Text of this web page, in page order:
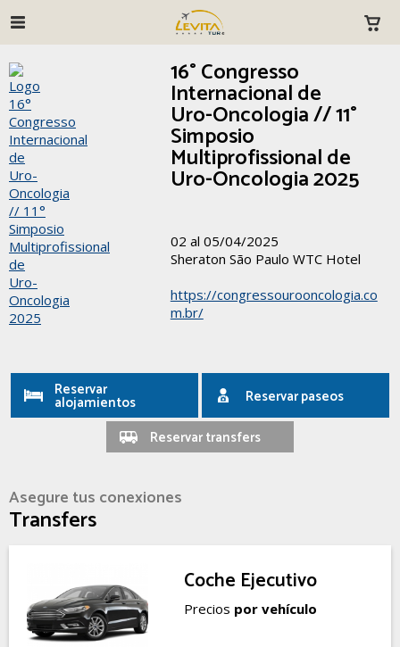
16° Congresso
Internacional de
Uro-Oncologia // 11°
Simposio
Multiprofissional de
Uro-Oncologia 2025
02 al 05/04/2025
Sheraton São Paulo WTC Hotel
https://congressourooncologia.co
m.br/
Reservar
alojamientos
Reservar paseos
Reservar transfers
Asegure tus conexiones
Transfers
Coche Ejecutivo
Precios por vehículo